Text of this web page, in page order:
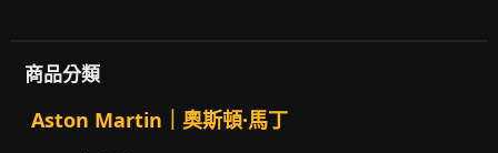
商品分類
Aston Martin｜奧斯頓·馬丁